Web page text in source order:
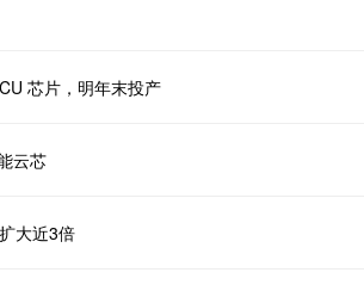
芯片，明年末投产
云芯
大近3倍